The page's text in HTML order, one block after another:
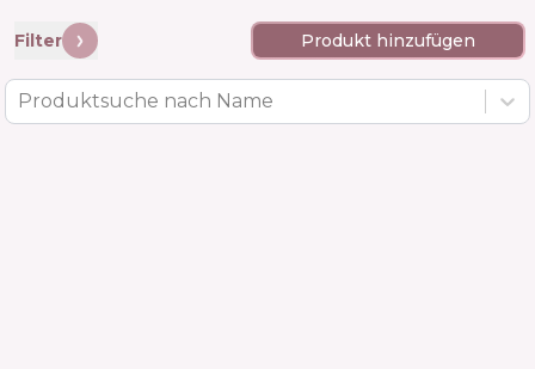
Filter Produkt hinzufügen
Produktsuche nach Name